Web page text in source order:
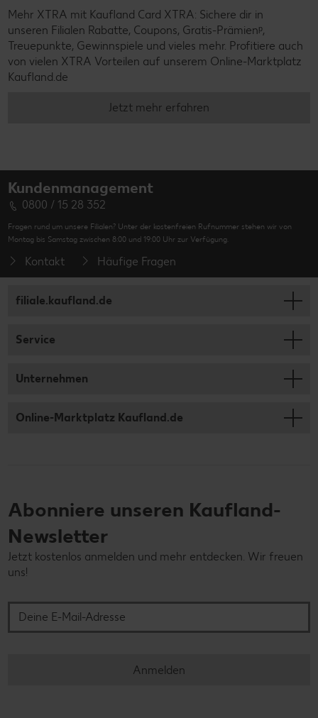
Mehr XTRA mit Kaufland Card XTRA: Sichere dir in
unseren Filialen Rabatte, Coupons, Gratis-Prämienᵖ,
Treuepunkte, Gewinnspiele und vieles mehr. Profitiere auch
von vielen XTRA Vorteilen auf unserem Online-Marktplatz
Kaufland.de
Jetzt mehr erfahren
Kundenmanagement
0800 / 15 28 352
Fragen rund um unsere Filialen? Unter der kostenfreien Rufnummer stehen wir von
Montag bis Samstag zwischen 8:00 und 19:00 Uhr zur Verfügung.
Kontakt Häufige Fragen
filiale.kaufland.de
Service
Unternehmen
Online-Marktplatz Kaufland.de
Abonniere unseren Kaufland-
Newsletter
Jetzt kostenlos anmelden und mehr entdecken. Wir freuen
uns!
Anmelden